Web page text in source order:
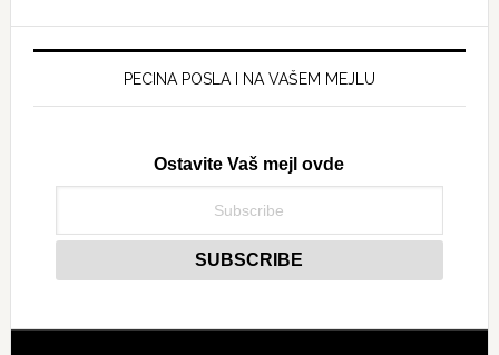
PECINA POSLA I NA VAŠEM MEJLU
Ostavite Vaš mejl ovde